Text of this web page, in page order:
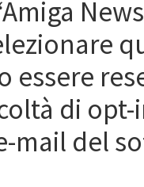
essere
di
mail del